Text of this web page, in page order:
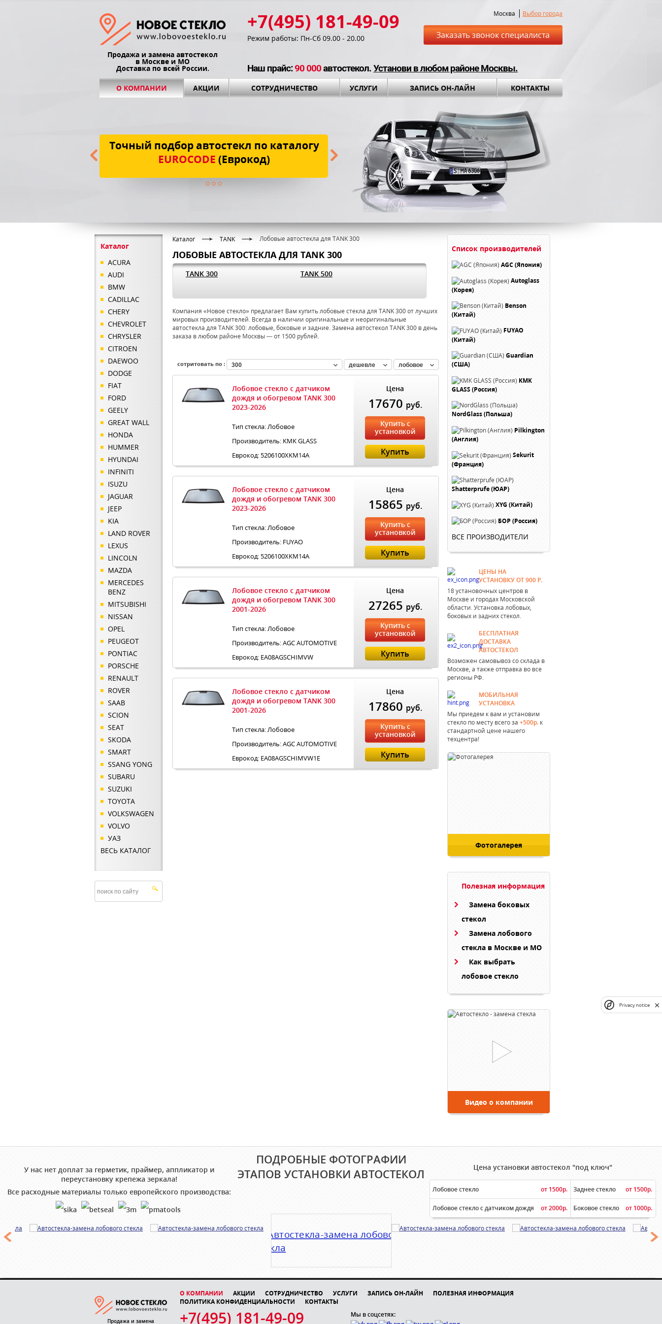
Продажа и замена автостекол
в Москве и МО
Доставка по всей России.
+7(495) 181-49-09
Режим работы: Пн-Сб 09.00 - 20.00
Москва Выбор города
Заказать звонок специалиста
Наш прайс:90 000автостекол.Установи в любом районе Москвы.
О КОМПАНИИ АКЦИИ СОТРУДНИЧЕСТВО УСЛУГИ ЗАПИСЬ ОН-ЛАЙН КОНТАКТЫ
Точный подбор автостекл по каталогу
EUROCODE (Еврокод)
Бесплатная доставка до места
установки и установочный комплект вПОДАРОК!
Каталог
ACURA
AUDI
BMW
CADILLAC
CHERY
CHEVROLET
CHRYSLER
CITROEN
DAEWOO
DODGE
FIAT
FORD
GEELY
GREAT WALL
HONDA
HUMMER
HYUNDAI
INFINITI
ISUZU
JAGUAR
JEEP
KIA
LAND ROVER
LEXUS
LINCOLN
MAZDA
MERCEDES
BENZ
MITSUBISHI
NISSAN
OPEL
PEUGEOT
PONTIAC
PORSCHE
RENAULT
ROVER
SAAB
SCION
SEAT
SKODA
SMART
SSANG YONG
SUBARU
SUZUKI
TOYOTA
VOLKSWAGEN
VOLVO
УАЗ
ВЕСЬ КАТАЛОГ
Каталог TANK Лобовые автостекла для TANK 300
ЛОБОВЫЕ АВТОСТЕКЛА ДЛЯ TANK 300
TANK 300 TANK 500
Компания «Новое стекло» предлагает Вам купить лобовые стекла для TANK 300 от лучших
мировых производителей. Всегда в наличии оригинальные и неоригинальные
автостекла для TANK 300: лобовые, боковые и задние. Замена автостекол TANK 300 в день
заказа в любом районе Москвы — от 1500 рублей.
сотритовать по : 300 дешевле лобовое
Лобовое стекло с датчиком
дождя и обогревом TANK 300
2023-2026
Тип стекла: Лобовое
Производитель: KMK GLASS
Еврокод: 5206100XKM14A
Цена
17670 руб.
Купить с
установкой
Купить
Лобовое стекло с датчиком
дождя и обогревом TANK 300
2023-2026
Тип стекла: Лобовое
Производитель: FUYAO
Еврокод: 5206100XKM14A
Цена
15865 руб.
Купить с
установкой
Купить
Лобовое стекло с датчиком
дождя и обогревом TANK 300
2001-2026
Тип стекла: Лобовое
Производитель: AGC AUTOMOTIVE
Еврокод: EA08AGSCHIMVW
Цена
27265 руб.
Купить с
установкой
Купить
Лобовое стекло с датчиком
дождя и обогревом TANK 300
2001-2026
Тип стекла: Лобовое
Производитель: AGC AUTOMOTIVE
Еврокод: EA08AGSCHIMVW1E
Цена
17860 руб.
Купить с
установкой
Купить
Список производителей
AGC (Япония)
Autoglass
(Корея)
Benson
(Китай)
FUYAO
(Китай)
Guardian
(США)
KMK
GLASS (Россия)
NordGlass (Польша)
Pilkington
(Англия)
Sekurit
(Франция)
Shatterprufe (ЮАР)
XYG (Китай)
БОР (Россия)
ВСЕ ПРОИЗВОДИТЕЛИ
ЦЕНЫ НА
УСТАНОВКУ ОТ 900 Р.
18 установочных центров в
Москве и городах Московской
области. Установка лобовых,
боковых и задних стекол.
БЕСПЛАТНАЯ
ДОСТАВКА
АВТОСТЕКОЛ
Возможен самовывоз со склада в
Москве, а также отправка во все
регионы РФ.
МОБИЛЬНАЯ
УСТАНОВКА
Мы приедем к вам и установим
стекло по месту всего за +500р. к
стандартной цене нашего
техцентра!
Фотогалерея
Полезная информация
Замена боковых
стекол
Замена лобового
стекла в Москве и МО
Как выбрать
лобовое стекло
Видео о компании
У нас нет доплат за герметик, праймер, аппликатор и
переустановку крепежа зеркала!
Все расходные материалы только европейского производства:
ПОДРОБНЫЕ ФОТОГРАФИИ
ЭТАПОВ УСТАНОВКИ АВТОСТЕКОЛ
Цена установки автостекол "под ключ"
Лобовое стекло от 1500р. Заднее стекло от 1500р.
Лобовое стекло с датчиком дождя от 2000р. Боковое стекло от 1000р.
Продажа и замена
О КОМПАНИИ АКЦИИ СОТРУДНИЧЕСТВО УСЛУГИ ЗАПИСЬ ОН-ЛАЙН
ПОЛЕЗНАЯ ИНФОРМАЦИЯ
ПОЛИТИКА КОНФИДЕНЦИАЛЬНОСТИ
КОНТАКТЫ
+7(495) 181-49-09 Мы в соцсетях:
Privacy notice